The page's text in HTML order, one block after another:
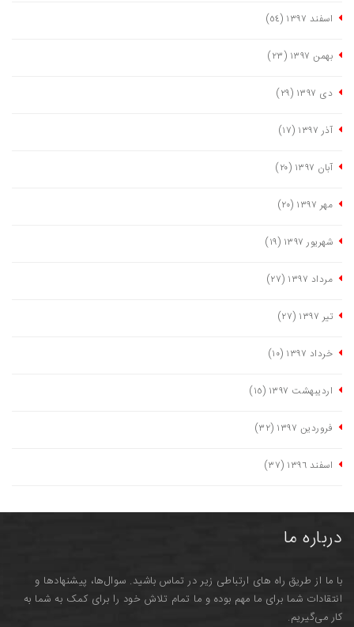
اسفند ١٣٩٧ (٥٤)
بهمن ١٣٩٧ (٢٣)
دی ١٣٩٧ (٢٩)
آذر ١٣٩٧ (١٧)
آبان ١٣٩٧ (٢٠)
مهر ١٣٩٧ (٢٠)
شهریور ١٣٩٧ (١٩)
مرداد ١٣٩٧ (٢٧)
تیر ١٣٩٧ (٢٧)
خرداد ١٣٩٧ (١٠)
اردیبهشت ١٣٩٧ (١٥)
فروردین ١٣٩٧ (٣٢)
اسفند ١٣٩٦ (٣٧)
درباره ما
با ما از طریق راه های ارتباطی زیر در تماس باشید. سوال‌ها، پیشنهادها و
انتقادات شما برای ما مهم بوده و ما تمام تلاش خود را برای کمک به شما به
کار می‌گیریم.